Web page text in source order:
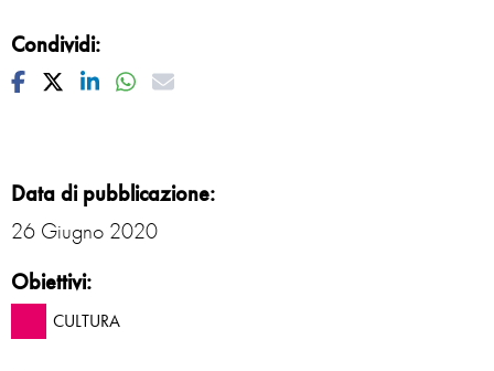
Condividi:
Facebook
TwitterLinkedinWhatsapp
Mail
Data di pubblicazione:
26 Giugno 2020
Obiettivi:
CULTURA